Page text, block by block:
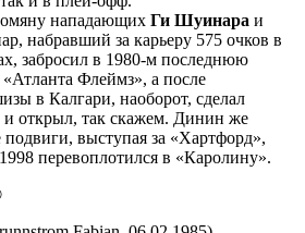
нападающих Ги Шуинара и
набравший за карьеру 575 очков в
забросил в 1980-м последнюю
Флеймз», а после
в Калгари, наоборот, сделал
и открыл, так скажем. Динин же
выступая за «Хартфорд»,
перевоплотился в «Каролину».